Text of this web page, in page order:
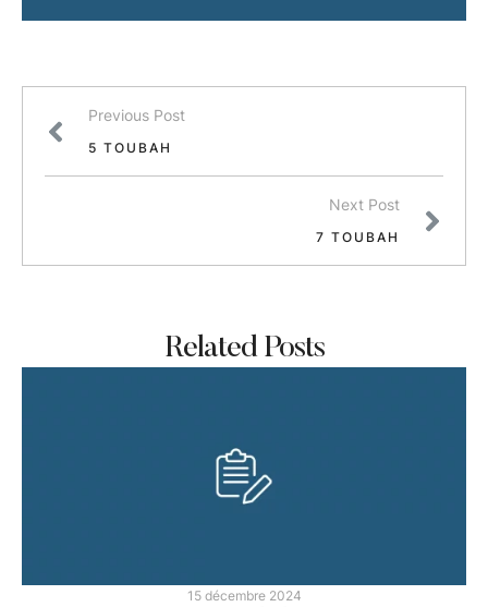
Previous Post
5 TOUBAH
Next Post
7 TOUBAH
Related Posts
15 décembre 2024